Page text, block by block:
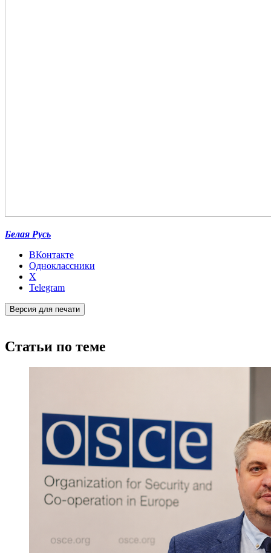
Белая Русь
ВКонтакте
Одноклассники
X
Telegram
Версия для печати
Статьи по теме